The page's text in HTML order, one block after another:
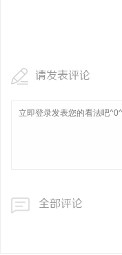
请发表评论
全部评论